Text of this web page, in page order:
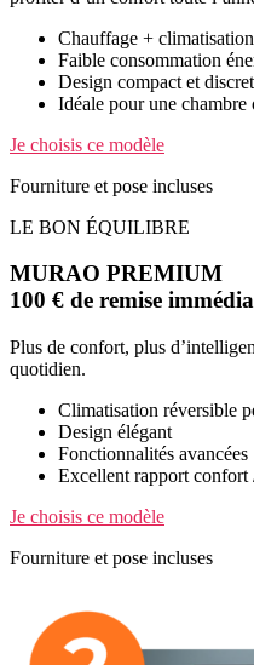
Chauffage + climatisation
Faible consommation
Design compact et discret
Idéale pour une chambre
Je choisis ce modèle
Fourniture et pose incluses
LE BON ÉQUILIBRE
MURAO PREMIUM
100 € de remise
Plus de confort, plus
quotidien.
Climatisation réversible
Design élégant
Fonctionnalités avancées
Excellent rapport confort
Je choisis ce modèle
Fourniture et pose incluses